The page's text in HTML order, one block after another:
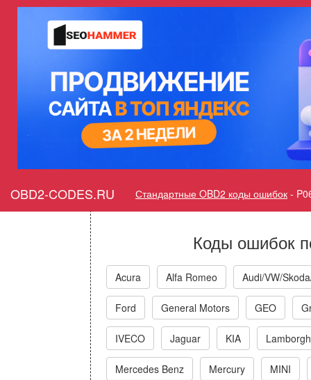
OBD2-CODES.RU Стандартные OBD2 коды ошибок -
Ошибка P064E
процессор
Горит ошибка Check
Sensor
Коды ошибок
Acura Alfa Romeo Audi/VW/
Ford General Motors GEO
IVECO Jaguar KIA
Mercedes Benz Mercury MINI